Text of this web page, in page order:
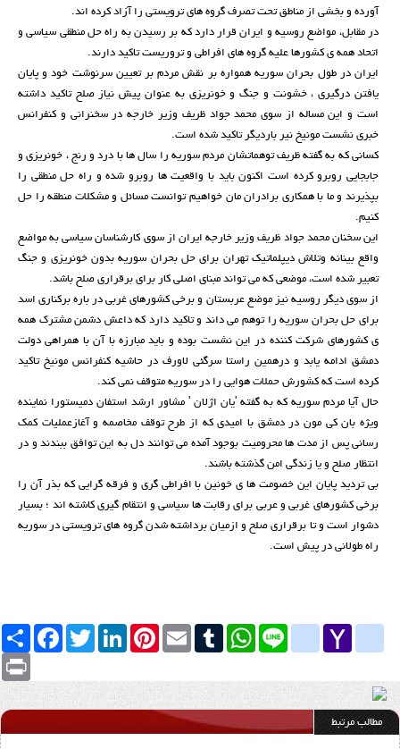
آورده و بخشی از مناطق تحت تصرف گروه های ترویستی را آزاد کرده اند.
در مقابل، مواضع روسیه و ایران قرار دارد که بر رسیدن به راه حل منطقی سیاسی و
اتحاد همه ی کشورها علیه گروه های افراطی و تروریست تاکید دارند.
ایران در طول بحران سوریه همواره بر نقش مردم بر تعیین سرنوشت خود و پایان
یافتن درگیری ، خشونت و جنگ و خونریزی به عنوان پیش نیاز صلح تاکید داشته
است و این مساله از سوی محمد جواد ظریف وزیر خارجه در سخنرانی و کنفرانس
خبری نشست مونیخ نیر باردیگر تاکید شده است.
کسانی که به گفته ظریف توهماتشان مردم سوریه را سال ها با درد و رنج ، خونریزی و
جابجایی روبرو کرده است اکنون باید با واقعیت ها روبرو شده و راه حل منطقی را
بپذیرند و ما با همکاری برادران مان خواهیم توانست مسائل و مشکلات منطقه را حل
کنیم.
این سخنان محمد جواد ظریف وزیر خارجه ایران از سوی کارشناسان سیاسی به مواضع
واقع بینانه وتلاش دیپلماتیک تهران برای حل بحران سوریه بدون خونریزی و جنگ
تعبیر شده است، موضعی که می تواند مبنای اصلی کار برای برقراری صلح باشد.
از سوی دیگر روسیه نیز موضع عربستان و برخی کشورهای غربی در باره برکناری اسد
برای حل بحران سوریه را توهم می داند و تاکید دارد که داعش دشمن مشترک همه
ی کشورهای شرکت کننده در این نشست بوده و باید مبارزه با آن با همراهی دولت
دمشق ادامه یابد و درهمین راستا سرگئی لاورف در حاشیه کنفرانس مونیخ تاکید
کرده است که کشورش حملات هوایی را در سوریه متوقف نمی کند.
حال آیا مردم سوریه که به گفته 'یان اژلان ' مشاور ارشد استفان دمیستورا نماینده
ویژه بان کی مون در دمشق با امیدی که از طرح توقف مخاصمه و آغازعملیات کمک
رسانی پس از مدت ها محرومیت بوجود آمده می توانند دل به این توافق ببندند و در
انتظار صلح و یا زندگی امن گذشته باشند.
بی تردید پایان این خصومت ها ی خونین با افراطی گری و فرقه گرایی که بذر آن را
برخی کشورهای غربی و عربی برای رقابت ها سیاسی و انتقام گیری کاشته اند ؛ بسیار
دشوار است و تا برقراری صلح و ازمیان برداشته شدن گروه های ترویستی در سوریه
راه طولانی در پیش است.
Facebook TwitterLinkedInPinterest Email TumblrWhatsApp Line
google_bookmarks
Yahoo
yahoo_messenger
Print
مطالب مرتبط